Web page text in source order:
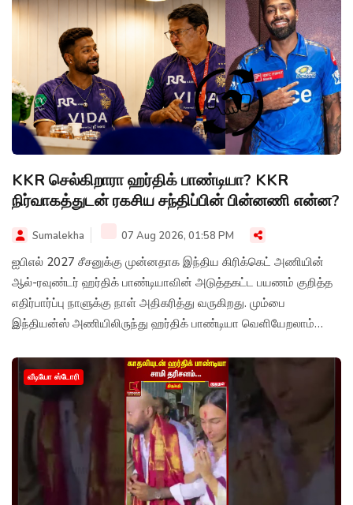
KKR செல்கிறாரா ஹர்திக் பாண்டியா? KKR
நிர்வாகத்துடன் ரகசிய சந்திப்பின் பின்னணி என்ன?
Sumalekha 07 Aug 2026, 01:58 PM
ஐபிஎல் 2027 சீசனுக்கு முன்னதாக இந்திய கிரிக்கெட் அணியின்
ஆல்-ரவுண்டர் ஹர்திக் பாண்டியாவின் அடுத்தகட்ட பயணம் குறித்த
எதிர்பார்ப்பு நாளுக்கு நாள் அதிகரித்து வருகிறது. மும்பை
இந்தியன்ஸ் அணியிலிருந்து ஹர்திக் பாண்டியா வெளியேறலாம்
இணைக்க கொல்கத்தா நைட் ரைடர்ஸ் (KKR) தீவிரமாக முயற்சி
செய்து வருவதாகக் கூறப்படுகிறது.
வீடியோ ஸ்டோரி